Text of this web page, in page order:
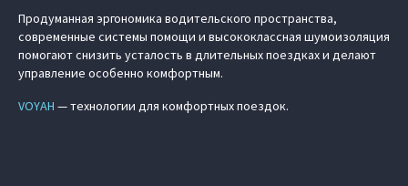
Продуманная эргономика водительского пространства,
современные системы помощи и высококлассная шумоизоляция
помогают снизить усталость в длительных поездках и делают
управление особенно комфортным.
VOYAH — технологии для комфортных поездок.